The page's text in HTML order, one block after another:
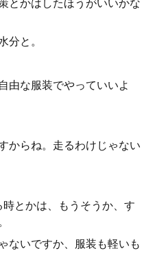
とかはしたほうがいいかな
分と。
由な服装でやっていいよ
からね。走るわけじゃない
とかは、もうそうか、す
ないですか、服装も軽いも